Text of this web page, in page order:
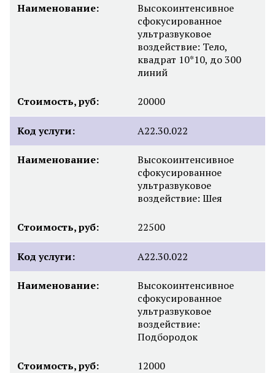
Наименование:
Высокоинтенсивное
сфокусированное
ультразвуковое
воздействие: Тело,
квадрат 10*10, до 300
линий
Стоимость, руб: 20000
Код услуги: А22.30.022
Наименование:
Высокоинтенсивное
сфокусированное
ультразвуковое
воздействие: Шея
Стоимость, руб: 22500
Код услуги: А22.30.022
Наименование:
Высокоинтенсивное
сфокусированное
ультразвуковое
воздействие:
Подбородок
Стоимость, руб: 12000